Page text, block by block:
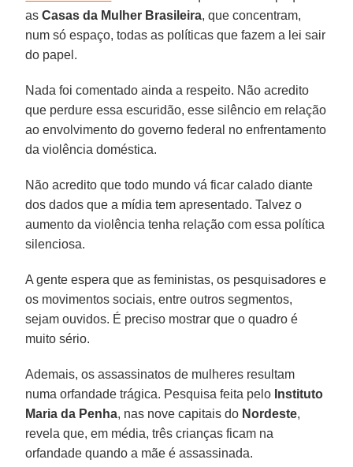
asCasas da Mulher Brasileira, que concentram,
num só espaço, todas as políticas que fazem a lei sair
do papel.
Nada foi comentado ainda a respeito. Não acredito
que perdure essa escuridão, esse silêncio em relação
ao envolvimento do governo federal no enfrentamento
da violência doméstica.
Não acredito que todo mundo vá ficar calado diante
dos dados que a mídia tem apresentado. Talvez o
aumento da violência tenha relação com essa política
silenciosa.
A gente espera que as feministas, os pesquisadores e
os movimentos sociais, entre outros segmentos,
sejam ouvidos. É preciso mostrar que o quadro é
muito sério.
Ademais, os assassinatos de mulheres resultam
numa orfandade trágica. Pesquisa feita pelo Instituto
Maria da Penha, nas nove capitais do Nordeste,
revela que, em média, três crianças ficam na
orfandade quando a mãe é assassinada.